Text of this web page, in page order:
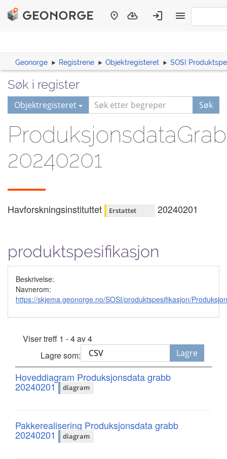
Geonorge Registrene Objektregisteret SOSI
Søk i register
Objektregisteret Søk
20240201
Havforskningsinstituttet Erstattet 20240201
produktspesifikasjon
Beskrivelse:
Navnerom:
https://skjema.geonorge.no/SOSI/produktspesifikasjon/
Viser treff 1 - 4 av 4
Lagre som:
Lagre
Hoveddiagram Produksjonsdata grabb
20240201 diagram
Pakkerealisering Produksjonsdata grabb
20240201 diagram